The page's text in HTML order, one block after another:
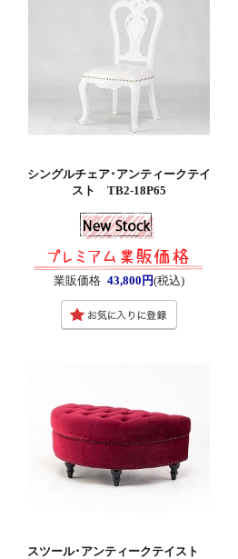
シングルチェア･アンティークテイ
スト TB2-18P65
業販価格 43,800円(税込)
スツール･アンティークテイスト